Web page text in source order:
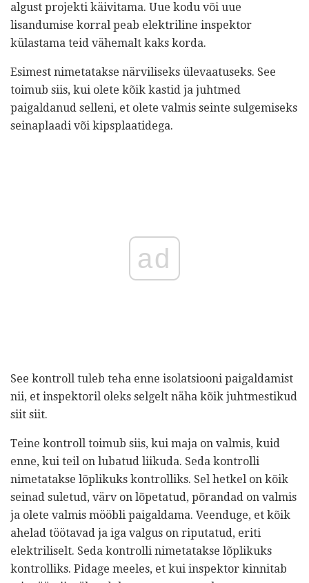
algust projekti käivitama. Uue kodu või uue
lisandumise korral peab elektriline inspektor
külastama teid vähemalt kaks korda.
Esimest nimetatakse närviliseks ülevaatuseks. See
toimub siis, kui olete kõik kastid ja juhtmed
paigaldanud selleni, et olete valmis seinte sulgemiseks
seinaplaadi või kipsplaatidega.
ad
See kontroll tuleb teha enne isolatsiooni paigaldamist
nii, et inspektoril oleks selgelt näha kõik juhtmestikud
siit siit.
Teine kontroll toimub siis, kui maja on valmis, kuid
enne, kui teil on lubatud liikuda. Seda kontrolli
nimetatakse lõplikuks kontrolliks. Sel hetkel on kõik
seinad suletud, värv on lõpetatud, põrandad on valmis
ja olete valmis mööbli paigaldama. Veenduge, et kõik
ahelad töötavad ja iga valgus on riputatud, eriti
elektriliselt. Seda kontrolli nimetatakse lõplikuks
kontrolliks. Pidage meeles, et kui inspektor kinnitab